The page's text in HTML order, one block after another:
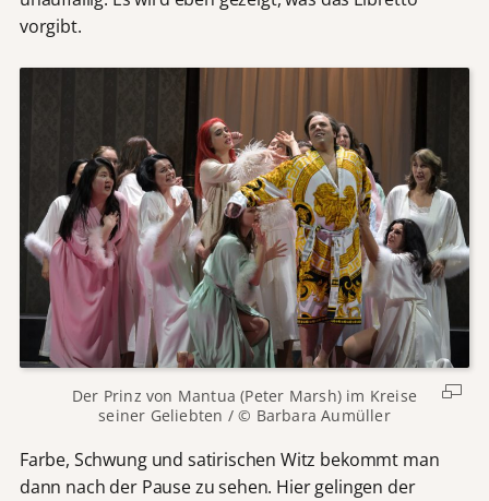
vorgibt.
Der Prinz von Mantua (Peter Marsh) im Kreise
seiner Geliebten / © Barbara Aumüller
Farbe, Schwung und satirischen Witz bekommt man
dann nach der Pause zu sehen. Hier gelingen der